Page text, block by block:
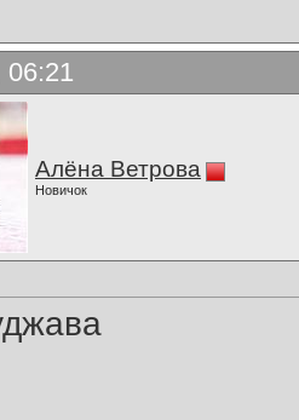
06:21
Алёна Ветрова
Новичок